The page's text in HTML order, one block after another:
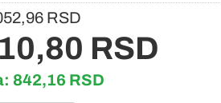
RSD
RSD
842,16 RSD